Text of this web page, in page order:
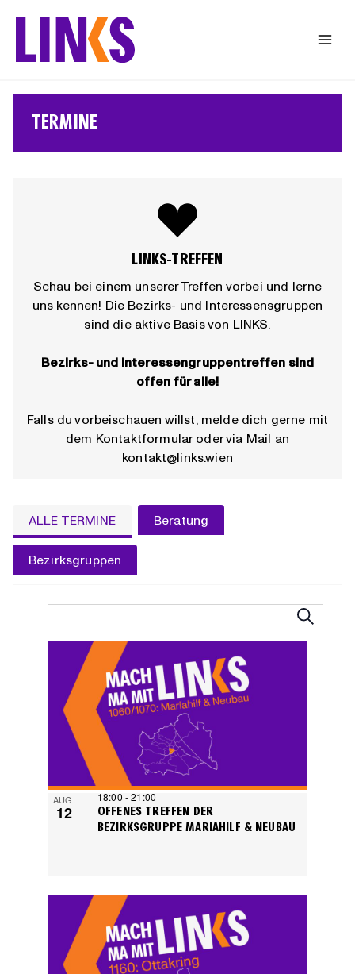
TERMINE
LINKS-TREFFEN
Schau bei einem unserer Treffen vorbei und lerne
uns kennen! Die Bezirks- und Interessensgruppen
sind die aktive Basis von LINKS.
Bezirks- und Interessengruppentreffen sind
offen für alle!
Falls du vorbeischauen willst, melde dich gerne mit
dem Kontaktformular oder via Mail an
kontakt@links.wien
ALLE TERMINE Beratung
Bezirksgruppen
SUCHE
Suche
VERANSTALTUNGEN
PHOTO
AUG.
12
OFFENES TREFFEN DER
BEZIRKSGRUPPE MARIAHILF & NEUBAU
18:00 -21:00